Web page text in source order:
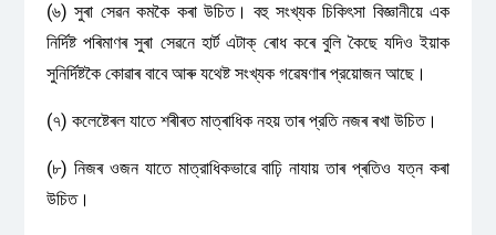
(৬) সুৰা সেৱন কমকৈ কৰা উচিত। বহু সংখ্যক চিকিৎসা বিজ্ঞানীয়ে এক
নিৰ্দিষ্ট পৰিমাণৰ সুৰা সেৱনে হার্ট এটাক্ ৰোধ কৰে বুলি কৈছে যদিও ইয়াক
সুনির্দিষ্টকৈ কোৱাৰ বাবে আৰু যথেষ্ট সংখ্যক গৱেষণাৰ প্রয়োজন আছে।
(৭) কলেষ্টেৰল যাতে শৰীৰত মাত্ৰাধিক নহয় তাৰ প্রতি নজৰ ৰখা উচিত।
(৮) নিজৰ ওজন যাতে মাত্রাধিকভাৱে বাঢ়ি নাযায় তাৰ প্ৰতিও যত্ন কৰা
উচিত।